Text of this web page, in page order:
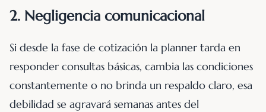
2. Negligencia comunicacional
Si desde la fase de cotización la planner tarda en
responder consultas básicas, cambia las condiciones
constantemente o no brinda un respaldo claro, esa
debilidad se agravará semanas antes del